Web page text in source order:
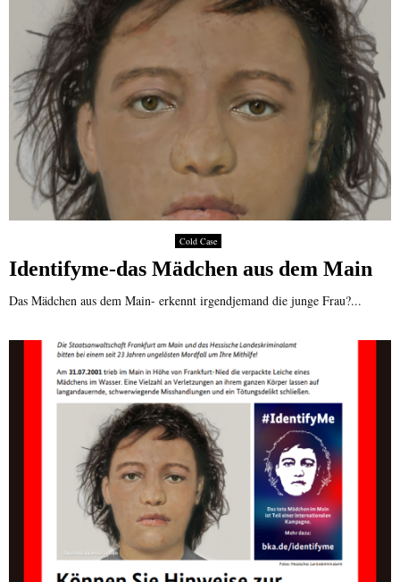
Cold Case
Identifyme-das Mädchen aus dem Main
Das Mädchen aus dem Main- erkennt irgendjemand die junge Frau?...